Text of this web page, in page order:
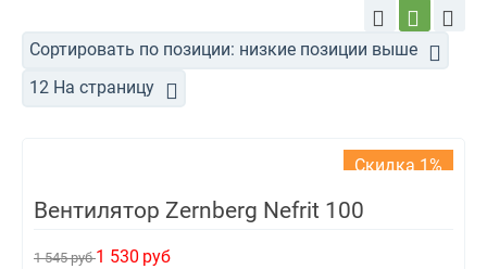
Сортировать по позиции: низкие позиции выше
12 На страницу
Скидка 1%
Вентилятор Zernberg Nefrit 100
1 545 руб1 530 руб